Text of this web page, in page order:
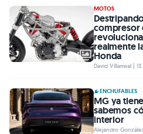
MOTOS
compresor
realmente
Honda
David Villarreal |
ENCHUFABLES
MG ya
sabemos
interior
Alejandro